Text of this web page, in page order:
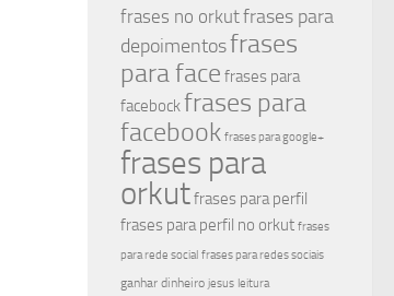
frases no orkutfrases para
depoimentosfrases
para face frases para
facebockfrases para
facebook frases para google+
frases para
orkutfrases para perfil
frases para perfil no orkut frases
para rede social frases para redes sociais
ganhar dinheiro jesus leitura